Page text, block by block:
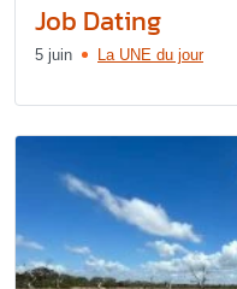
Job Dating
5 juin La UNE du jour